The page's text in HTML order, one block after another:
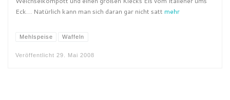
Eck… Natürlich kann man sich daran gar nicht satt mehr
Mehlspeise Waffeln
Veröffentlicht 29. Mai 2008